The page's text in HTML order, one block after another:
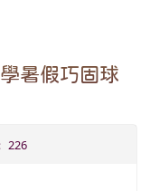
暑假巧固球
226